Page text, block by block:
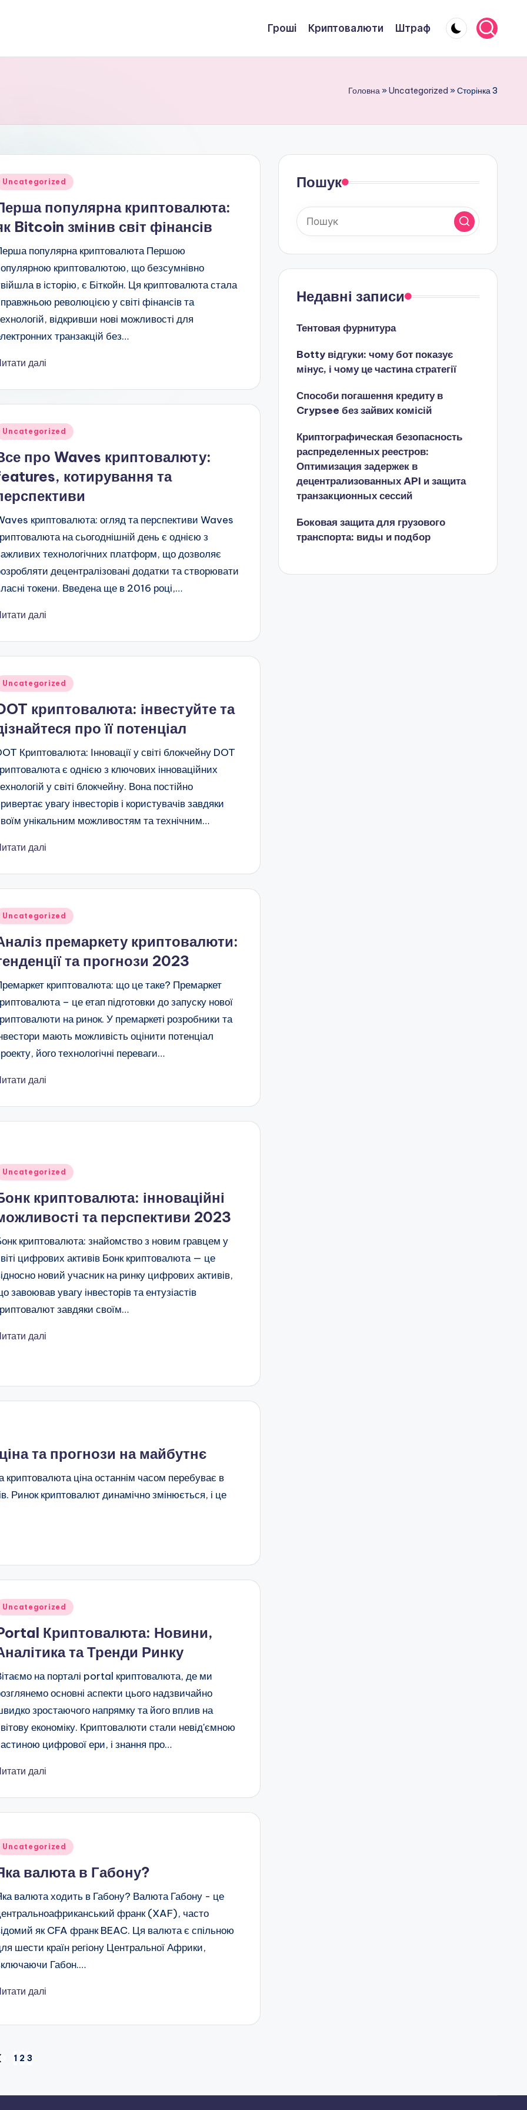
Гроші Криптовалюти Штраф
Головна»Uncategorized »Сторінка 3
Uncategorized
популярна криптовалюта:
Bitcoin змінив світ фінансів
популярна криптовалюта Першою
криптовалютою, що безсумнівно
в історію, є Біткойн. Ця криптовалюта стала
революцією у світі фінансів та
відкривши нові можливості для
транзакцій без…
далі
Uncategorized
про Waves криптовалюту:
котирування та
криптовалюта: огляд та перспективи Waves
на сьогоднішній день є однією з
технологічних платформ, що дозволяє
децентралізовані додатки та створювати
токени. Введена ще в 2016 році,…
далі
Uncategorized
криптовалюта: інвестуйте та
про її потенціал
Криптовалюта: Інновації у світі блокчейну DOT
є однією з ключових інноваційних
у світі блокчейну. Вона постійно
увагу інвесторів і користувачів завдяки
унікальним можливостям та технічним…
далі
Uncategorized
премаркету криптовалюти:
та прогнози 2023
криптовалюта: що це таке? Премаркет
– це етап підготовки до запуску нової
на ринок. У премаркеті розробники та
мають можливість оцінити потенціал
його технологічні переваги…
далі
Uncategorized
криптовалюта: інноваційні
та перспективи 2023
криптовалюта: знайомство з новим гравцем у
цифрових активів Бонк криптовалюта — це
новий учасник на ринку цифрових активів,
завоював увагу інвесторів та ентузіастів
завдяки своїм…
далі
та прогнози на майбутнє
криптовалюта ціна останнім часом перебуває в
Ринок криптовалют динамічно змінюється, і це
Uncategorized
Криптовалюта: Новини,
та Тренди Ринку
на порталі portal криптовалюта, де ми
основні аспекти цього надзвичайно
зростаючого напрямку та його вплив на
економіку. Криптовалюти стали невід'ємною
цифрової ери, і знання про…
далі
Uncategorized
валюта в Габону?
валюта ходить в Габону? Валюта Габону - це
франк (XAF), часто
як CFA франк BEAC. Ця валюта є спільною
шести країн регіону Центральної Африки,
Габон.…
далі
1 2 3
Пошук
Недавні записи
Тентовая фурнитура
Botty відгуки: чому бот показує
мінус, і чому це частина стратегії
Способи погашення кредиту в
Crypsee без зайвих комісій
Криптографическая безопасность
распределенных реестров:
Оптимизация задержек в
децентрализованных API и защита
транзакционных сессий
Боковая защита для грузового
транспорта: виды и подбор